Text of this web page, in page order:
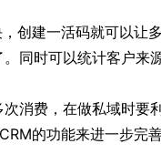
创建一活码就可以让
同时可以统计客户来
消费，在做私域时要
的功能来进一步完